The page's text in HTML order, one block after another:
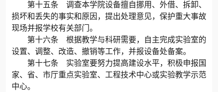
第十五条 调查本学院设备擅自挪用、外借、拆卸、
损坏和丢失的事实和原因，提出处理意见，保护重大事故
现场并报学校有关部门。
第十六条 根据教学与科研需要，自主完成实验室的
设置、调整、改造、撤销等工作，并报设备处备案。
第十七条 实验室要努力提高建设水平，积极申报国
家、省、市厅重点实验室、工程技术中心或实验教学示范
中心。